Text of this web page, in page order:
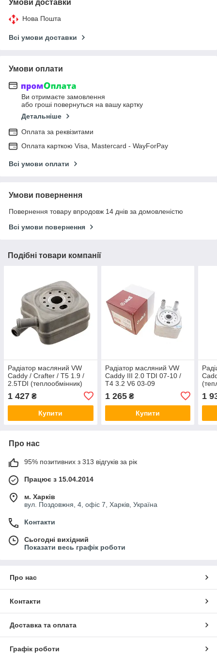
Умови доставки
Нова Пошта
Всі умови доставки
Умови оплати
Ви отримаєте замовлення
або гроші повернуться на вашу картку
Детальніше
Оплата за реквізитами
Оплата карткою Visa, Mastercard - WayForPay
Всі умови оплати
Умови повернення
Повернення товару впродовж 14 днів за домовленістю
Всі умови повернення
Подібні товари компанії
Радіатор масляний VW
Caddy / Crafter / T5 1.9 /
2.5TDI (теплообмінник)
1 427 ₴
Купити
Радіатор масляний VW
Caddy III 2.0 TDI 07-10 /
T4 3.2 V6 03-09
11170067801
1 265₴
Купити
1
Про нас
95% позитивних з 313 відгуків за рік
Працює з 15.04.2014
м. Харків
вул. Поздовжня, 4, офіс 7, Харків, Україна
Контакти
Сьогодні вихідний
Показати весь графік роботи
Про нас
Контакти
Доставка та оплата
Графік роботи